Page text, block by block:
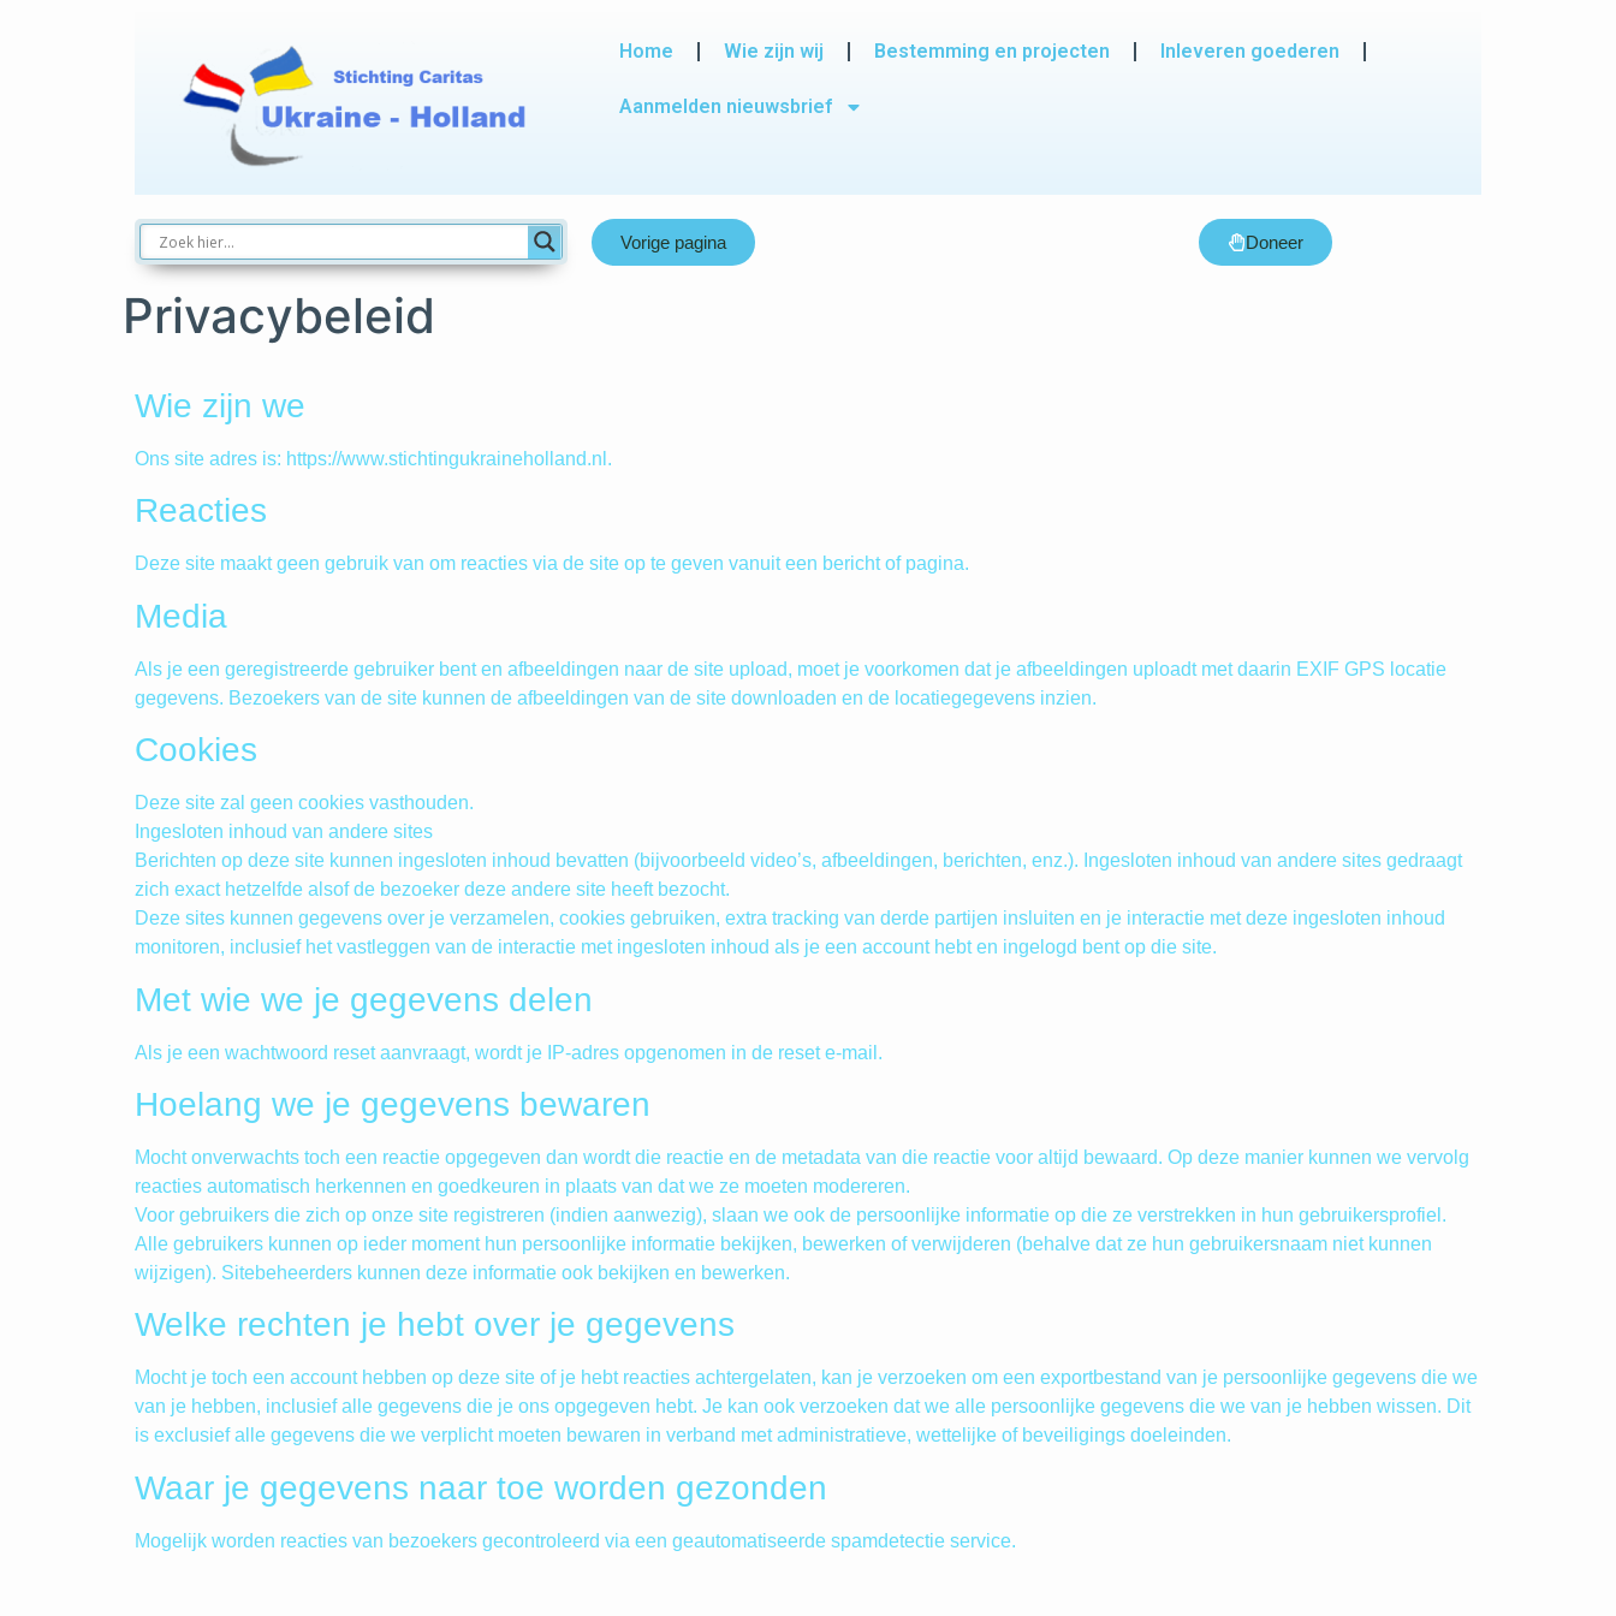
Home Wie zijn wij Bestemming en projecten Inleveren goederen
Aanmelden nieuwsbrief
Vorige pagina Doneer
Privacybeleid
Wie zijn we
Ons site adres is: https://www.stichtingukraineholland.nl.
Reacties
Deze site maakt geen gebruik van om reacties via de site op te geven vanuit een bericht of pagina.
Media
Als je een geregistreerde gebruiker bent en afbeeldingen naar de site upload, moet je voorkomen dat je afbeeldingen uploadt met daarin EXIF GPS locatie
gegevens. Bezoekers van de site kunnen de afbeeldingen van de site downloaden en de locatiegegevens inzien.
Cookies
Deze site zal geen cookies vasthouden.
Ingesloten inhoud van andere sites
Berichten op deze site kunnen ingesloten inhoud bevatten (bijvoorbeeld video’s, afbeeldingen, berichten, enz.). Ingesloten inhoud van andere sites gedraagt
zich exact hetzelfde alsof de bezoeker deze andere site heeft bezocht.
Deze sites kunnen gegevens over je verzamelen, cookies gebruiken, extra tracking van derde partijen insluiten en je interactie met deze ingesloten inhoud
monitoren, inclusief het vastleggen van de interactie met ingesloten inhoud als je een account hebt en ingelogd bent op die site.
Met wie we je gegevens delen
Als je een wachtwoord reset aanvraagt, wordt je IP-adres opgenomen in de reset e-mail.
Hoelang we je gegevens bewaren
Mocht onverwachts toch een reactie opgegeven dan wordt die reactie en de metadata van die reactie voor altijd bewaard. Op deze manier kunnen we vervolg
reacties automatisch herkennen en goedkeuren in plaats van dat we ze moeten modereren.
Voor gebruikers die zich op onze site registreren (indien aanwezig), slaan we ook de persoonlijke informatie op die ze verstrekken in hun gebruikersprofiel.
Alle gebruikers kunnen op ieder moment hun persoonlijke informatie bekijken, bewerken of verwijderen (behalve dat ze hun gebruikersnaam niet kunnen
wijzigen). Sitebeheerders kunnen deze informatie ook bekijken en bewerken.
Welke rechten je hebt over je gegevens
Mocht je toch een account hebben op deze site of je hebt reacties achtergelaten, kan je verzoeken om een exportbestand van je persoonlijke gegevens die we
van je hebben, inclusief alle gegevens die je ons opgegeven hebt. Je kan ook verzoeken dat we alle persoonlijke gegevens die we van je hebben wissen. Dit
is exclusief alle gegevens die we verplicht moeten bewaren in verband met administratieve, wettelijke of beveiligings doeleinden.
Waar je gegevens naar toe worden gezonden
Mogelijk worden reacties van bezoekers gecontroleerd via een geautomatiseerde spamdetectie service.